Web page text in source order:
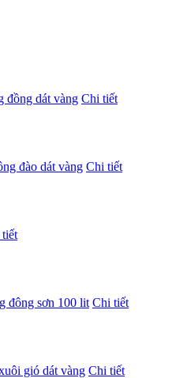
đồng dát vàng Chi tiết
đào dát vàng Chi tiết
đông sơn 100 lit Chi tiết
gió dát vàng Chi tiết